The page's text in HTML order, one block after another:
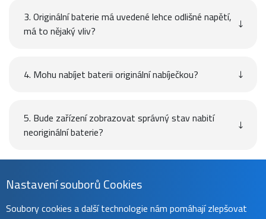
3. Originální baterie má uvedené lehce odlišné napětí,
má to nějaký vliv?
4. Mohu nabíjet baterii originální nabíječkou?
5. Bude zařízení zobrazovat správný stav nabití
neoriginální baterie?
Návod
Nastavení souborů Cookies
Soubory cookies a další technologie nám pomáhají zlepšovat